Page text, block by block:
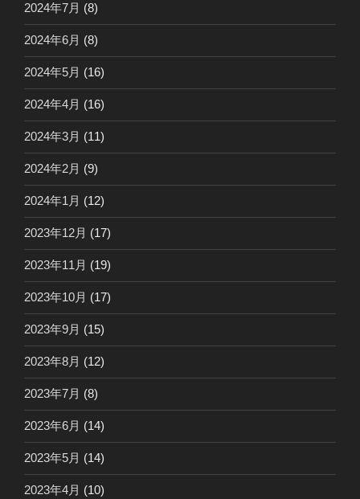
2024年7月 (8)
2024年6月 (8)
2024年5月 (16)
2024年4月 (16)
2024年3月 (11)
2024年2月 (9)
2024年1月 (12)
2023年12月 (17)
2023年11月 (19)
2023年10月 (17)
2023年9月 (15)
2023年8月 (12)
2023年7月 (8)
2023年6月 (14)
2023年5月 (14)
2023年4月 (10)